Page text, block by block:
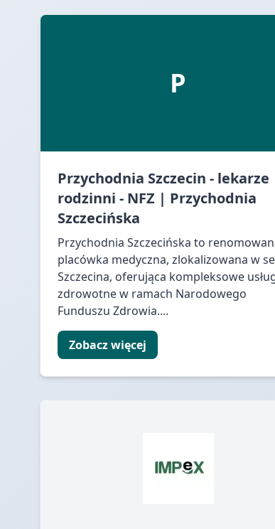
P
Przychodnia Szczecin - lekarze
rodzinni - NFZ | Przychodnia
Szczecińska
Przychodnia Szczecińska to
placówka medyczna, zlokalizowana w
Szczecina, oferująca kompleksowe
zdrowotne w ramach Narodowego
Funduszu Zdrowia....
Zobacz więcej